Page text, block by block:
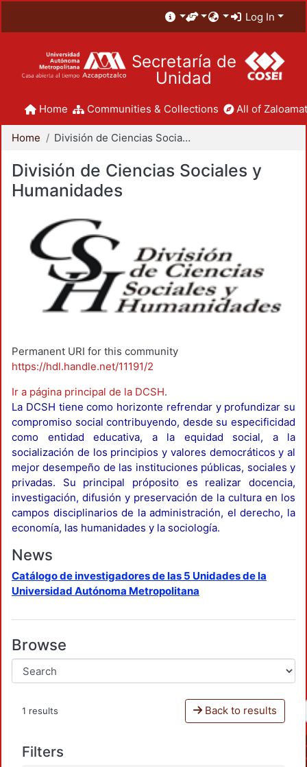
Log In
Secretaría de
Unidad
Home Communities & Collections All of
Home División de Ciencias Sociales y Humanidades
División de Ciencias Sociales y
Humanidades
Permanent URI for this community
https://hdl.handle.net/11191/2
Ir a página principal de la DCSH.
La DCSH tiene como horizonte refrendar y profundizar su
compromiso social contribuyendo, desde su especificidad
como entidad educativa, a la equidad social, a la
socialización de los principios y valores democráticos y al
mejor desempeño de las instituciones públicas, sociales y
privadas. Su principal próposito es realizar docencia,
investigación, difusión y preservación de la cultura en los
campos disciplinarios de la administración, el derecho, la
economía, las humanidades y la sociología.
News
Catálogo de investigadores de las 5 Unidades de la
Universidad Autónoma Metropolitana
Browse
1 results Back to results
Filters